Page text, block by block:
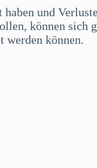
und
können sich
werden können.